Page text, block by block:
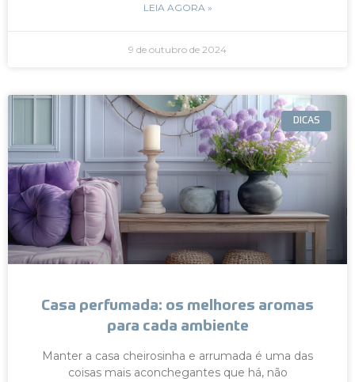
LEIA AGORA »
9 de outubro de 2024
DICAS
Casa perfumada: os melhores aromas
para cada ambiente
Manter a casa cheirosinha e arrumada é uma das
coisas mais aconchegantes que há, não